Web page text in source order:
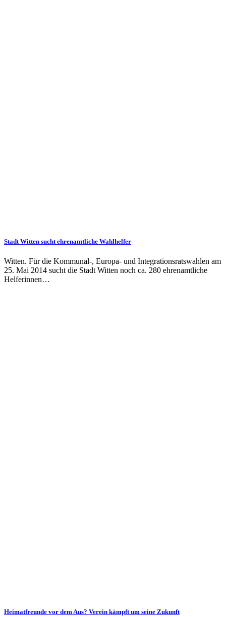
Stadt Witten sucht ehrenamtliche Wahlhelfer
Witten. Für die Kommunal-, Europa- und Integrationsratswahlen am
25. Mai 2014 sucht die Stadt Witten noch ca. 280 ehrenamtliche
Helferinnen…
Heimatfreunde vor dem Aus? Verein kämpft um seine Zukunft